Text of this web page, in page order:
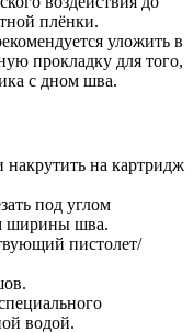
плёнки.
уложить в
прокладку для того,
с дном шва.
накрутить на картридж
под углом
ширины шва.
пистолет/
водой.